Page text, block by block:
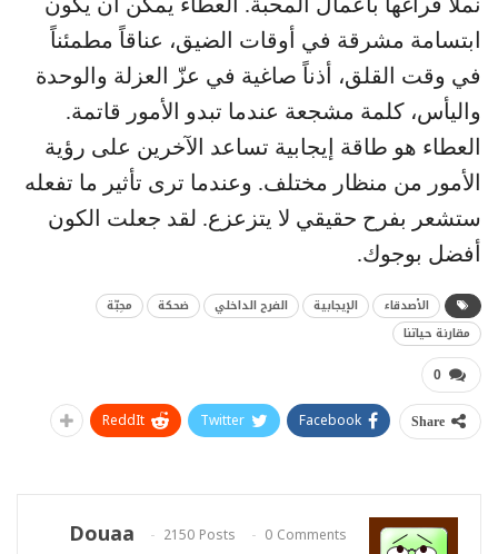
ابتسامة مشرقة في أوقات الضيق، عناقاً مطمئناً
في وقت القلق، أذناً صاغية في عزّ العزلة والوحدة
واليأس، كلمة مشجعة عندما تبدو الأمور قاتمة.
العطاء هو طاقة إيجابية تساعد الآخرين على رؤية
الأمور من منظار مختلف. وعندما ترى تأثير ما تفعله
ستشعر بفرح حقيقي لا يتزعزع. لقد جعلت الكون
أفضل بوجوك.
الأصدقاء الإيجابية الفرح الداخلي ضحكة
محِبّة
مقارنة حياتنا
0
Share
Facebook
Twitter
ReddIt
Douaa 2150 Posts 0 Comments